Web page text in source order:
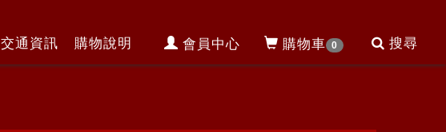
會員中心 購物車 0 搜尋
交通資訊 購物說明